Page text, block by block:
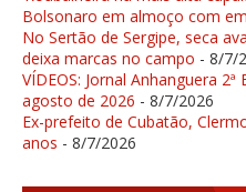
Bolsonaro em almoço com
No Sertão de Sergipe, seca
deixa marcas no campo - 8/7/
VÍDEOS: Jornal Anhanguera
agosto de 2026 - 8/7/2026
Ex-prefeito de Cubatão,
anos - 8/7/2026